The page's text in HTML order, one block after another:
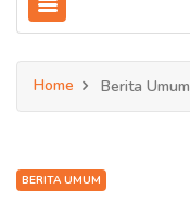
Home Berita Umum
BERITA UMUM